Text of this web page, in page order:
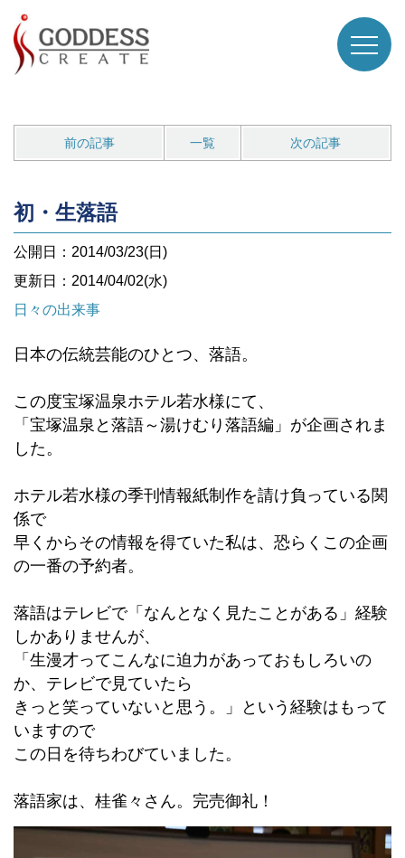
前の記事 一覧 次の記事
初・生落語
公開日：2014/03/23(日)
更新日：2014/04/02(水)
日々の出来事
日本の伝統芸能のひとつ、落語。
この度宝塚温泉ホテル若水様にて、
「宝塚温泉と落語～湯けむり落語編」が企画されま
した。
ホテル若水様の季刊情報紙制作を請け負っている関
係で
早くからその情報を得ていた私は、恐らくこの企画
の一番の予約者。
落語はテレビで「なんとなく見たことがある」経験
しかありませんが、
「生漫才ってこんなに迫力があっておもしろいの
か、テレビで見ていたら
きっと笑っていないと思う。」という経験はもって
いますので
この日を待ちわびていました。
落語家は、桂雀々さん。完売御礼！